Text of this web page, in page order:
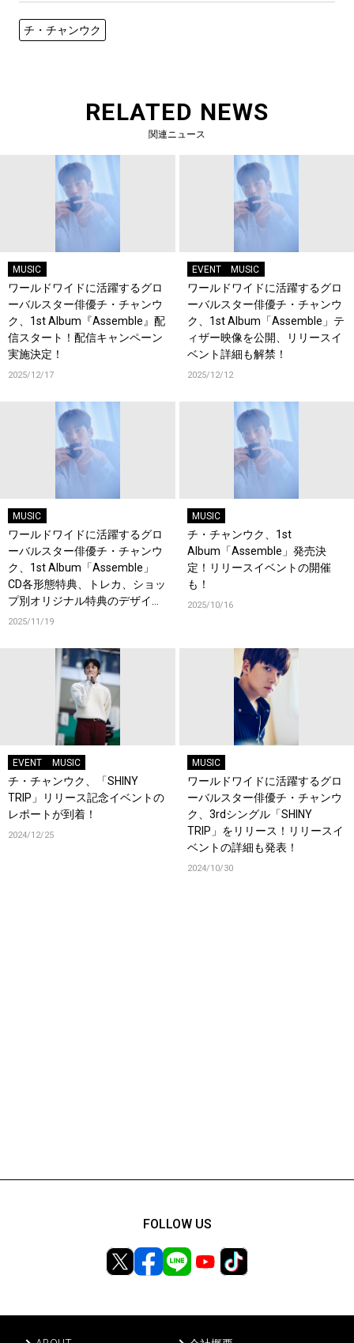
チ・チャンウク
RELATED NEWS
関連ニュース
MUSIC
ワールドワイドに活躍するグロ
ーバルスター俳優チ・チャンウ
ク、1st Album『Assemble』配
信スタート！配信キャンペーン
実施決定！
2025/12/17
EVENT MUSIC
ワールドワイドに活躍するグロ
ーバルスター俳優チ・チャンウ
ク、1st Album「Assemble」テ
ィザー映像を公開、リリースイ
ベント詳細も解禁！
2025/12/12
MUSIC
ワールドワイドに活躍するグロ
ーバルスター俳優チ・チャンウ
ク、1st Album「Assemble」
CD各形態特典、トレカ、ショッ
プ別オリジナル特典のデザイン
を公開！
2025/11/19
MUSIC
チ・チャンウク、1st
Album「Assemble」発売決
定！リリースイベントの開催
も！
2025/10/16
EVENT MUSIC
チ・チャンウク、「SHINY
TRIP」リリース記念イベントの
レポートが到着！
2024/12/25
MUSIC
ワールドワイドに活躍するグロ
ーバルスター俳優チ・チャンウ
ク、3rdシングル「SHINY
TRIP」をリリース！リリースイ
ベントの詳細も発表！
2024/10/30
FOLLOW US